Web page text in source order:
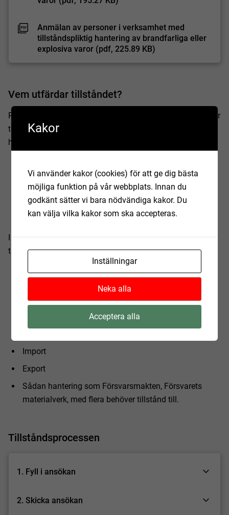
Anmälan av personer i verksamhet med
tillståndspliktig hantering av brandfarliga eller
explosiva varor (pdf, 225.89 KB)
Vem utfärdar tillståndet?
Räddningstjänsten Skånemitt utfärdar tillståndet och utgör
tillsynsmyndighet inom kommunerna Höör och Hörby vid
hantering som omfattas av:
Förvaring
Handel och överlåtelse
Överföring av explosiva varor inom Sverige
I de fall hanteringen utgörs av nedan punkter, är MCF
tillståndsmyndighet.
Tillverkning, bearbetning, behandling, destruktion,
underhåll och återvinning.
Annan hantering som sker i anslutning till sådan
hantering som nämns i ovan punkt.
Import
Export
Sådan hantering som Försvarsmakten, Försvarets
materialverk, med flera behöver tillstånd till.
Tillståndsprocessen
1. Fyll i ansökan
2. Skicka ansökan
Kakor
Vi använder kakor (cookies) för att ge dig bästa
möjliga funktion på vår webbplats. Innan du
godkänt sätter vi bara nödvändiga kakor. Du
kan välja vilka kakor som ska accepteras.
Inställningar
Neka alla
Acceptera alla